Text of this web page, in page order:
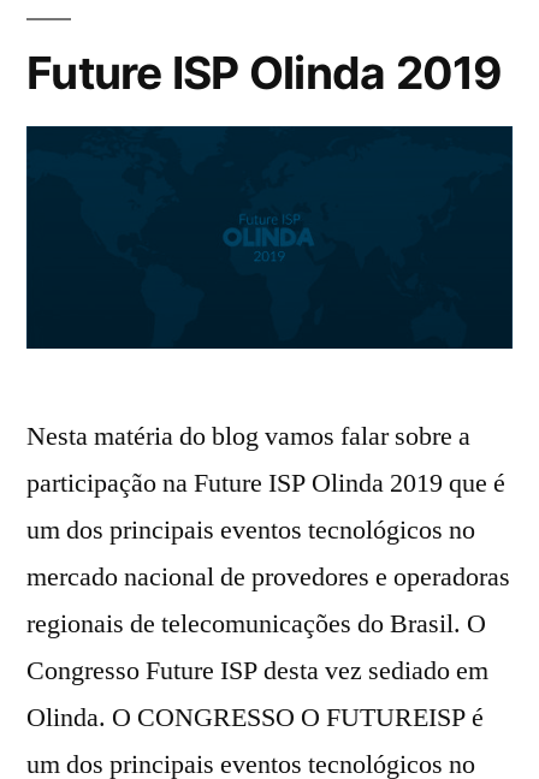
Future ISP Olinda 2019
Nesta matéria do blog vamos falar sobre a
participação na Future ISP Olinda 2019 que é
um dos principais eventos tecnológicos no
mercado nacional de provedores e operadoras
regionais de telecomunicações do Brasil. O
Congresso Future ISP desta vez sediado em
Olinda. O CONGRESSO O FUTUREISP é
um dos principais eventos tecnológicos no